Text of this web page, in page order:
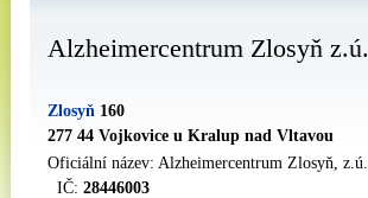
Alzheimercentrum Zlosyň z.ú.
Zlosyň 160
277 44 Vojkovice u Kralup nad Vltavou
Oficiální název: Alzheimercentrum Zlosyň, z.ú.
IČ: 28446003